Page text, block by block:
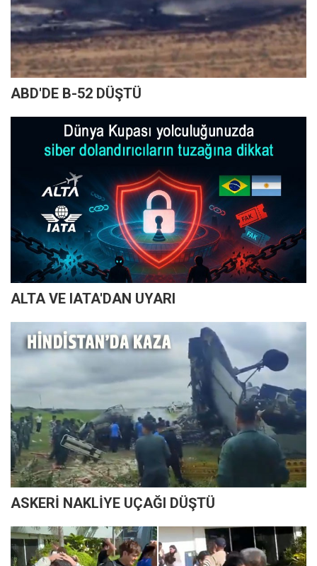
ABD'DE B-52 DÜŞTÜ
ALTA VE IATA'DAN UYARI
ASKERİ NAKLİYE UÇAĞI DÜŞTÜ